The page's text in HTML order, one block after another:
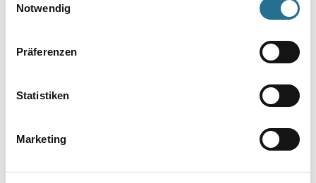
Notwendig
Präferenzen
Statistiken
Marketing
- Mit Montagelasche